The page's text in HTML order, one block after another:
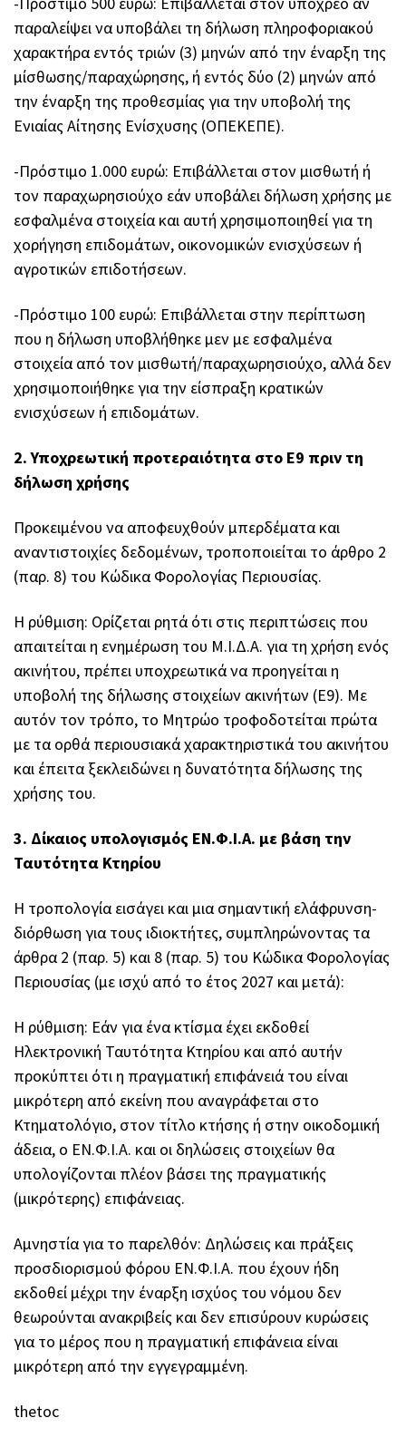
παραλείψει να υποβάλει τη δήλωση πληροφοριακού
χαρακτήρα εντός τριών (3) μηνών από την έναρξη της
μίσθωσης/παραχώρησης, ή εντός δύο (2) μηνών από
την έναρξη της προθεσμίας για την υποβολή της
Ενιαίας Αίτησης Ενίσχυσης (ΟΠΕΚΕΠΕ).
-Πρόστιμο 1.000 ευρώ: Επιβάλλεται στον μισθωτή ή
τον παραχωρησιούχο εάν υποβάλει δήλωση χρήσης με
εσφαλμένα στοιχεία και αυτή χρησιμοποιηθεί για τη
χορήγηση επιδομάτων, οικονομικών ενισχύσεων ή
αγροτικών επιδοτήσεων.
-Πρόστιμο 100 ευρώ: Επιβάλλεται στην περίπτωση
που η δήλωση υποβλήθηκε μεν με εσφαλμένα
στοιχεία από τον μισθωτή/παραχωρησιούχο, αλλά δεν
χρησιμοποιήθηκε για την είσπραξη κρατικών
ενισχύσεων ή επιδομάτων.
2. Υποχρεωτική προτεραιότητα στο Ε9 πριν τη
δήλωση χρήσης
Προκειμένου να αποφευχθούν μπερδέματα και
αναντιστοιχίες δεδομένων, τροποποιείται το άρθρο 2
(παρ. 8) του Κώδικα Φορολογίας Περιουσίας.
Η ρύθμιση: Ορίζεται ρητά ότι στις περιπτώσεις που
απαιτείται η ενημέρωση του Μ.Ι.Δ.Α. για τη χρήση ενός
ακινήτου, πρέπει υποχρεωτικά να προηγείται η
υποβολή της δήλωσης στοιχείων ακινήτων (Ε9). Με
αυτόν τον τρόπο, το Μητρώο τροφοδοτείται πρώτα
με τα ορθά περιουσιακά χαρακτηριστικά του ακινήτου
και έπειτα ξεκλειδώνει η δυνατότητα δήλωσης της
χρήσης του.
3. Δίκαιος υπολογισμός ΕΝ.Φ.Ι.Α. με βάση την
Ταυτότητα Κτηρίου
Η τροπολογία εισάγει και μια σημαντική ελάφρυνση-
διόρθωση για τους ιδιοκτήτες, συμπληρώνοντας τα
άρθρα 2 (παρ. 5) και 8 (παρ. 5) του Κώδικα Φορολογίας
Περιουσίας (με ισχύ από το έτος 2027 και μετά):
Η ρύθμιση: Εάν για ένα κτίσμα έχει εκδοθεί
Ηλεκτρονική Ταυτότητα Κτηρίου και από αυτήν
προκύπτει ότι η πραγματική επιφάνειά του είναι
μικρότερη από εκείνη που αναγράφεται στο
Κτηματολόγιο, στον τίτλο κτήσης ή στην οικοδομική
άδεια, ο ΕΝ.Φ.Ι.Α. και οι δηλώσεις στοιχείων θα
υπολογίζονται πλέον βάσει της πραγματικής
(μικρότερης) επιφάνειας.
Αμνηστία για το παρελθόν: Δηλώσεις και πράξεις
προσδιορισμού φόρου ΕΝ.Φ.Ι.Α. που έχουν ήδη
εκδοθεί μέχρι την έναρξη ισχύος του νόμου δεν
θεωρούνται ανακριβείς και δεν επισύρουν κυρώσεις
για το μέρος που η πραγματική επιφάνεια είναι
μικρότερη από την εγγεγραμμένη.
thetoc